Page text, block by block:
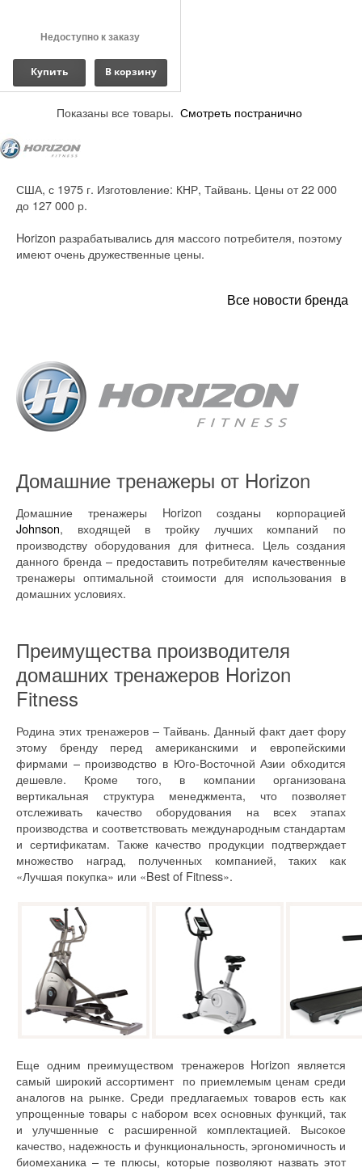
Недоступно к заказу
Купить В корзину
Показаны все товары. Смотреть постранично
США, с 1975 г. Изготовление: КНР, Тайвань. Цены от 22 000
до 127 000 р.
Horizon разрабатывались для массого потребителя, поэтому
имеют очень дружественные цены.
Все новости бренда
Домашние тренажеры от Horizon
Домашние тренажеры Horizon созданы корпорацией
Johnson, входящей в тройку лучших компаний по
производству оборудования для фитнеса. Цель создания
данного бренда – предоставить потребителям качественные
тренажеры оптимальной стоимости для использования в
домашних условиях.
Преимущества производителя
домашних тренажеров Horizon
Fitness
Родина этих тренажеров – Тайвань. Данный факт дает фору
этому бренду перед американскими и европейскими
фирмами – производство в Юго-Восточной Азии обходится
дешевле. Кроме того, в компании организована
вертикальная структура менеджмента, что позволяет
отслеживать качество оборудования на всех этапах
производства и соответствовать международным стандартам
и сертификатам. Также качество продукции подтверждает
множество наград, полученных компанией, таких как
«Лучшая покупка» или «Best of Fitness».
Еще одним преимуществом тренажеров Horizon является
самый широкий ассортимент по приемлемым ценам среди
аналогов на рынке. Среди предлагаемых товаров есть как
упрощенные товары с набором всех основных функций, так
и улучшенные с расширенной комплектацией. Высокое
качество, надежность и функциональность, эргономичность и
биомеханика – те плюсы, которые позволяют назвать этот